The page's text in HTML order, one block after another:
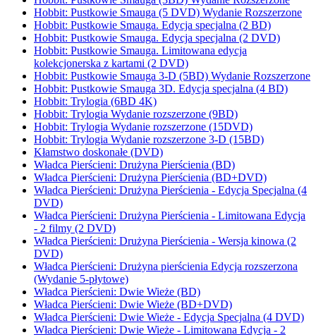
Hobbit: Pustkowie Smauga (5 DVD) Wydanie Rozszerzone
Hobbit: Pustkowie Smauga. Edycja specjalna (2 BD)
Hobbit: Pustkowie Smauga. Edycja specjalna (2 DVD)
Hobbit: Pustkowie Smauga. Limitowana edycja
kolekcjonerska z kartami (2 DVD)
Hobbit: Pustkowie Smauga 3-D (5BD) Wydanie Rozszerzone
Hobbit: Pustkowie Smauga 3D. Edycja specjalna (4 BD)
Hobbit: Trylogia (6BD 4K)
Hobbit: Trylogia Wydanie rozszerzone (9BD)
Hobbit: Trylogia Wydanie rozszerzone (15DVD)
Hobbit: Trylogia Wydanie rozszerzone 3-D (15BD)
Kłamstwo doskonałe (DVD)
Władca Pierścieni: Drużyna Pierścienia (BD)
Władca Pierścieni: Drużyna Pierścienia (BD+DVD)
Władca Pierścieni: Drużyna Pierścienia - Edycja Specjalna (4
DVD)
Władca Pierścieni: Drużyna Pierścienia - Limitowana Edycja
- 2 filmy (2 DVD)
Władca Pierścieni: Drużyna Pierścienia - Wersja kinowa (2
DVD)
Władca Pierścieni: Drużyna pierścienia Edycja rozszerzona
(Wydanie 5-płytowe)
Władca Pierścieni: Dwie Wieże (BD)
Władca Pierścieni: Dwie Wieże (BD+DVD)
Władca Pierścieni: Dwie Wieże - Edycja Specjalna (4 DVD)
Władca Pierścieni: Dwie Wieże - Limitowana Edycja - 2